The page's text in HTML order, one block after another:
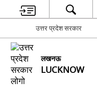
उत्तर प्रदेश सरकार
लखनऊ
LUCKNOW